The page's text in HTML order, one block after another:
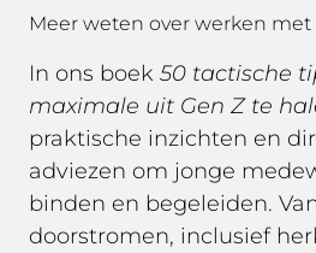
Meer weten over werken met
In ons boek 50 tactische
maximale uit Gen Z te
praktische inzichten en
adviezen om jonge
binden en begeleiden.
doorstromen, inclusief